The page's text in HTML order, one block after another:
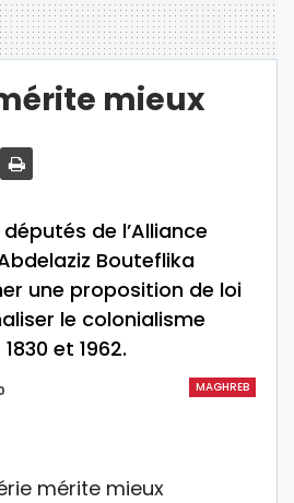
mieux
de l’Alliance
Bouteflika
une proposition de loi
le colonialisme
et 1962.
MAGHREB